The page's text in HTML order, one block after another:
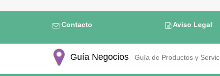
Contacto Aviso Legal
Guía Negocios Guía de Productos y